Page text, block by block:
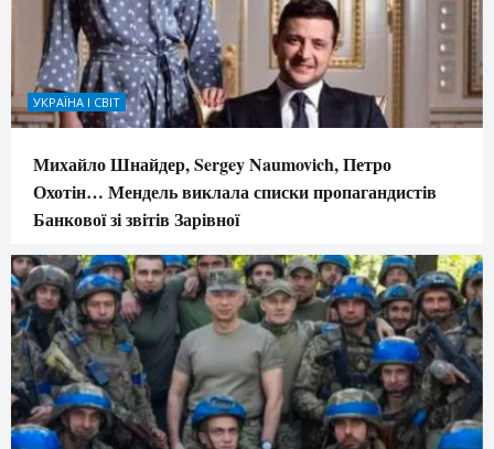
УКРАЇНА І СВІТ
Михайло Шнайдер, Sergey Naumovich, Петро
Охотін… Мендель виклала списки пропагандистів
Банкової зі звітів Зарівної